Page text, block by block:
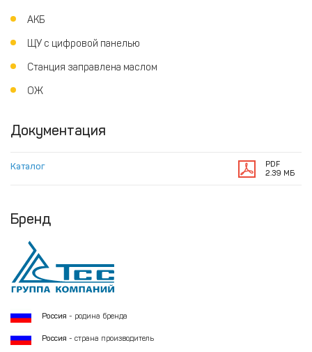
АКБ
ЩУ с цифровой панелью
Станция заправлена маслом
ОЖ
Документация
Каталог
PDF
2.39 МБ
Бренд
Россия - родина бренда
Россия - страна производитель